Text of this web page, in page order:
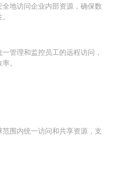
全地访问企业内部资源，确保数
管理和监控员工的远程访问，
。
围内统一访问和共享资源，支